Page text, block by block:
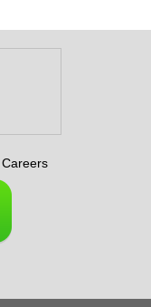
Careers